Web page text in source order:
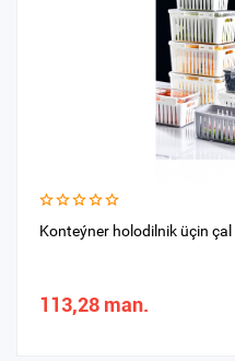
Konteýner holodilnik üçin
113,28 man.